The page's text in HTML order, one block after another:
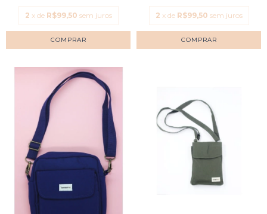
2 x de R$99,50 sem juros 2 x de R$99,50 sem juros